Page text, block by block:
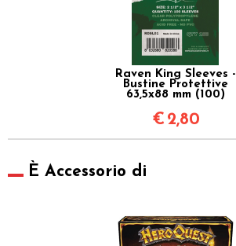
Raven King Sleeves -
Bustine Protettive
63,5x88 mm (100)
€ 2,80
È Accessorio di